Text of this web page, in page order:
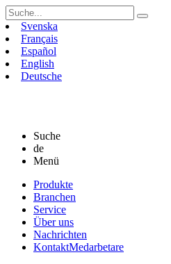
Suchen
nach:Svenska
Français
Español
English
Deutsche
Suche
de
Menü
Skip
content
Produkte
Branchen
Service
Über uns
Nachrichten
KontaktMedarbetare